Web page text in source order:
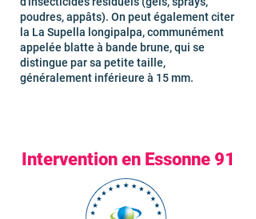
poudres, appâts). On peut également citer
la La Supella longipalpa, communément
appelée blatte à bande brune, qui se
distingue par sa petite taille,
généralement inférieure à 15 mm.
Intervention en Essonne 91